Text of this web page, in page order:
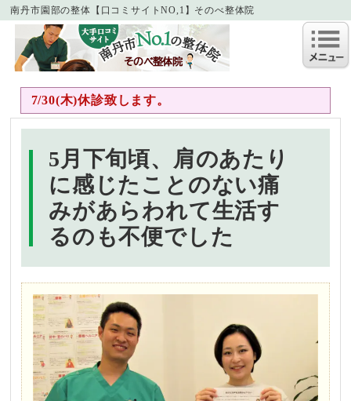
南丹市園部の整体【口コミサイトNO,1】そのべ整体院
7/30(木)休診致します。
5月下旬頃、肩のあたり
に感じたことのない痛
みがあらわれて生活す
るのも不便でした